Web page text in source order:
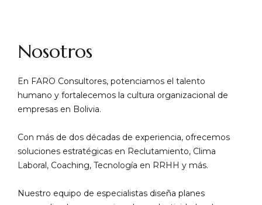
Nosotros
En FARO Consultores, potenciamos el talento
humano y fortalecemos la cultura organizacional de
empresas en Bolivia.
Con más de dos décadas de experiencia, ofrecemos
soluciones estratégicas en Reclutamiento, Clima
Laboral, Coaching, Tecnología en RRHH y más.
Nuestro equipo de especialistas diseña planes